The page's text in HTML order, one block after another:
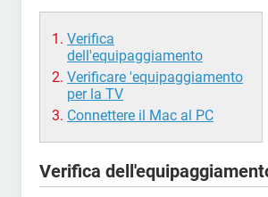
Verifica
dell'equipaggiamento
Verificare 'equipaggiamento
per la TV
Connettere il Mac al PC
Verifica